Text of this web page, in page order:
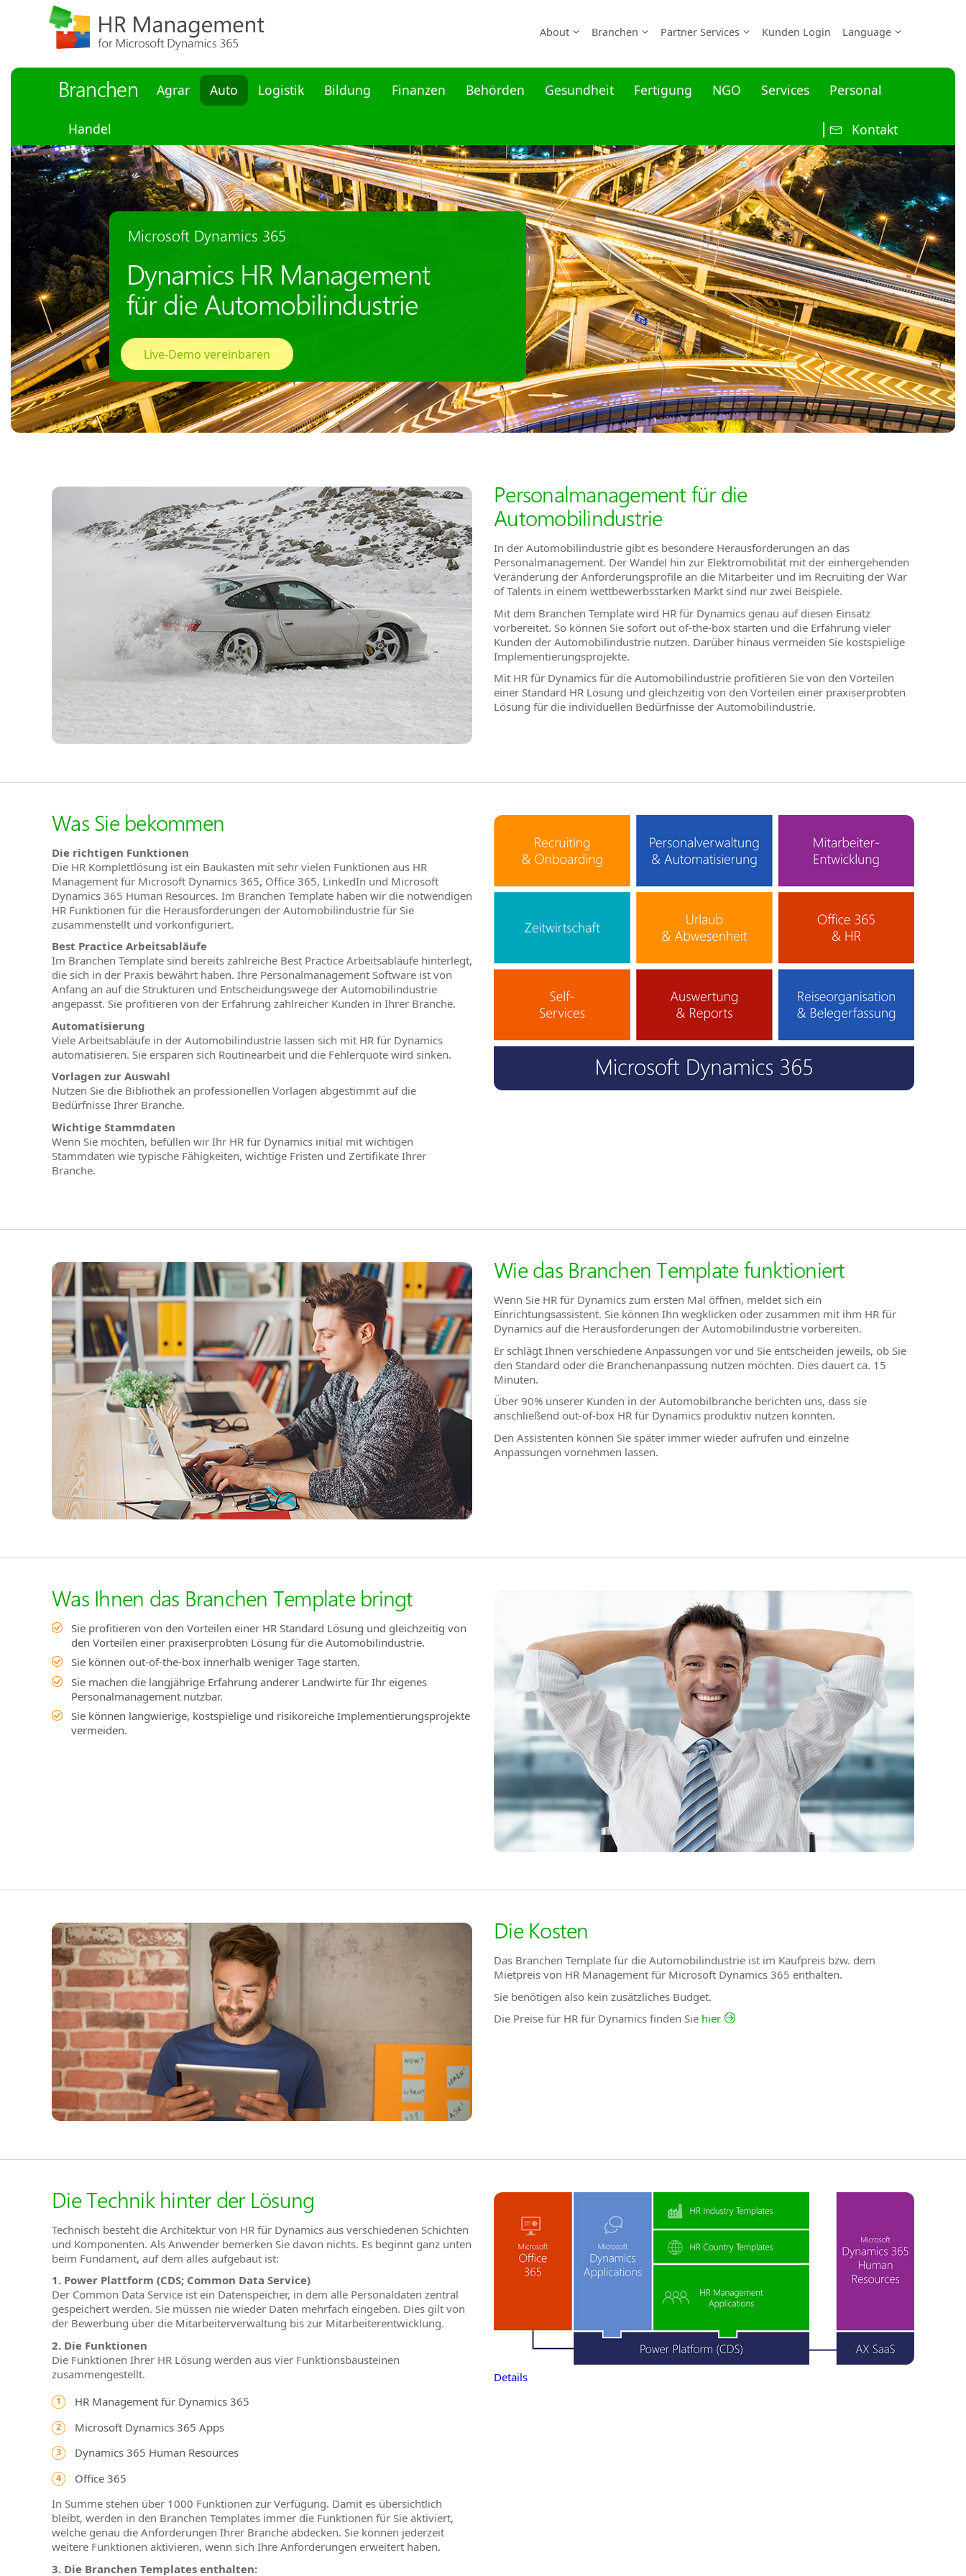
About Branchen Partner Services Kunden Login Language
Branchen Agrar Auto Logistik Bildung Finanzen Behörden Gesundheit Fertigung NGO Services Personal
Handel Kontakt
Microsoft Dynamics 365
Dynamics HR Management
für die Automobilindustrie
Live-Demo vereinbaren
Personalmanagement für die
Automobilindustrie
In der Automobilindustrie gibt es besondere Herausforderungen an das
Personalmanagement. Der Wandel hin zur Elektromobilität mit der einhergehenden
Veränderung der Anforderungsprofile an die Mitarbeiter und im Recruiting der War
of Talents in einem wettbewerbsstarken Markt sind nur zwei Beispiele.
Mit dem Branchen Template wird HR für Dynamics genau auf diesen Einsatz
vorbereitet. So können Sie sofort out of-the-box starten und die Erfahrung vieler
Kunden der Automobilindustrie nutzen. Darüber hinaus vermeiden Sie kostspielige
Implementierungsprojekte.
Mit HR für Dynamics für die Automobilindustrie profitieren Sie von den Vorteilen
einer Standard HR Lösung und gleichzeitig von den Vorteilen einer praxiserprobten
Lösung für die individuellen Bedürfnisse der Automobilindustrie.
Was Sie bekommen
Die richtigen Funktionen
Die HR Komplettlösung ist ein Baukasten mit sehr vielen Funktionen aus HR
Management für Microsoft Dynamics 365, Office 365, LinkedIn und Microsoft
Dynamics 365 Human Resources. Im Branchen Template haben wir die notwendigen
HR Funktionen für die Herausforderungen der Automobilindustrie für Sie
zusammenstellt und vorkonfiguriert.
Best Practice Arbeitsabläufe
Im Branchen Template sind bereits zahlreiche Best Practice Arbeitsabläufe hinterlegt,
die sich in der Praxis bewährt haben. Ihre Personalmanagement Software ist von
Anfang an auf die Strukturen und Entscheidungswege der Automobilindustrie
angepasst. Sie profitieren von der Erfahrung zahlreicher Kunden in Ihrer Branche.
Automatisierung
Viele Arbeitsabläufe in der Automobilindustrie lassen sich mit HR für Dynamics
automatisieren. Sie ersparen sich Routinearbeit und die Fehlerquote wird sinken.
Vorlagen zur Auswahl
Nutzen Sie die Bibliothek an professionellen Vorlagen abgestimmt auf die
Bedürfnisse Ihrer Branche.
Wichtige Stammdaten
Wenn Sie möchten, befüllen wir Ihr HR für Dynamics initial mit wichtigen
Stammdaten wie typische Fähigkeiten, wichtige Fristen und Zertifikate Ihrer
Branche.
Wie das Branchen Template funktioniert
Wenn Sie HR für Dynamics zum ersten Mal öffnen, meldet sich ein
Einrichtungsassistent. Sie können Ihn wegklicken oder zusammen mit ihm HR für
Dynamics auf die Herausforderungen der Automobilindustrie vorbereiten.
Er schlägt Ihnen verschiedene Anpassungen vor und Sie entscheiden jeweils, ob Sie
den Standard oder die Branchenanpassung nutzen möchten. Dies dauert ca. 15
Minuten.
Über 90% unserer Kunden in der Automobilbranche berichten uns, dass sie
anschließend out-of-box HR für Dynamics produktiv nutzen konnten.
Den Assistenten können Sie später immer wieder aufrufen und einzelne
Anpassungen vornehmen lassen.
Was Ihnen das Branchen Template bringt
Sie profitieren von den Vorteilen einer HR Standard Lösung und gleichzeitig von
den Vorteilen einer praxiserprobten Lösung für die Automobilindustrie.
Sie können out-of-the-box innerhalb weniger Tage starten.
Sie machen die langjährige Erfahrung anderer Landwirte für Ihr eigenes
Personalmanagement nutzbar.
Sie können langwierige, kostspielige und risikoreiche Implementierungsprojekte
vermeiden.
Die Kosten
Das Branchen Template für die Automobilindustrie ist im Kaufpreis bzw. dem
Mietpreis von HR Management für Microsoft Dynamics 365 enthalten.
Sie benötigen also kein zusätzliches Budget.
Die Preise für HR für Dynamics finden Sie hier
Details
Die Technik hinter der Lösung
Technisch besteht die Architektur von HR für Dynamics aus verschiedenen Schichten
und Komponenten. Als Anwender bemerken Sie davon nichts. Es beginnt ganz unten
beim Fundament, auf dem alles aufgebaut ist:
1. Power Plattform (CDS; Common Data Service)
Der Common Data Service ist ein Datenspeicher, in dem alle Personaldaten zentral
gespeichert werden. Sie müssen nie wieder Daten mehrfach eingeben. Dies gilt von
der Bewerbung über die Mitarbeiterverwaltung bis zur Mitarbeiterentwicklung.
2. Die Funktionen
Die Funktionen Ihrer HR Lösung werden aus vier Funktionsbausteinen
zusammengestellt.
HR Management für Dynamics 365
Microsoft Dynamics 365 Apps
Dynamics 365 Human Resources
Office 365
In Summe stehen über 1000 Funktionen zur Verfügung. Damit es übersichtlich
bleibt, werden in den Branchen Templates immer die Funktionen für Sie aktiviert,
welche genau die Anforderungen Ihrer Branche abdecken. Sie können jederzeit
weitere Funktionen aktivieren, wenn sich Ihre Anforderungen erweitert haben.
3. Die Branchen Templates enthalten: